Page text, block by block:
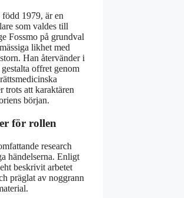
1979, är en
som valdes till
Fossmo på grundval
likhet med
Han återvänder i
offret genom
trots att karaktären
början.
för rollen
research
händelserna. Enligt
beskrivit arbetet
präglat av noggrann